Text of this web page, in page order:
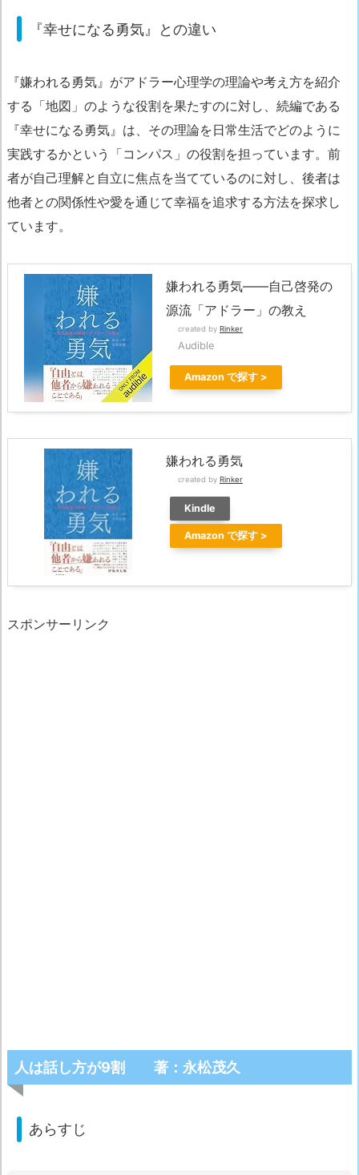
『幸せになる勇気』との違い
『嫌われる勇気』がアドラー心理学の理論や考え方を紹介
する「地図」のような役割を果たすのに対し、続編である
『幸せになる勇気』は、その理論を日常生活でどのように
実践するかという「コンパス」の役割を担っています。前
者が自己理解と自立に焦点を当てているのに対し、後者は
他者との関係性や愛を通じて幸福を追求する方法を探求し
ています。
嫌われる勇気――自己啓発の
源流「アドラー」の教え
created by Rinker
Audible
Amazon
嫌われる勇気
created by Rinker
Kindle
Amazon
スポンサーリンク
人は話し方が9割 著：永松茂久
あらすじ